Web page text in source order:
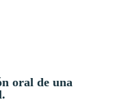
oral de una